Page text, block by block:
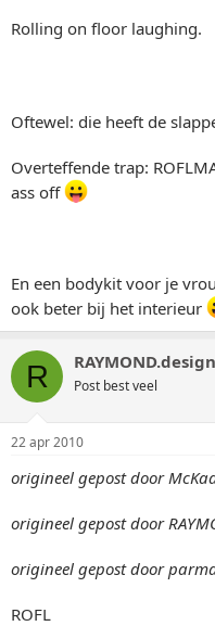
Rolling on floor laughing.
Oftewel: die heeft de
Overteffende trap:
ass off
En een bodykit voor je
ook beter bij het interieur
R RAYMOND.design
Post best veel
22 apr 2010
origineel gepost door
origineel gepost door
origineel gepost door
ROFL